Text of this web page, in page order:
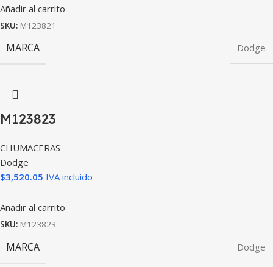
Añadir al carrito
SKU: M123821
MARCA Dodge
M123823
CHUMACERAS
Dodge
$3,520.05 IVA incluido
Añadir al carrito
SKU: M123823
MARCA Dodge